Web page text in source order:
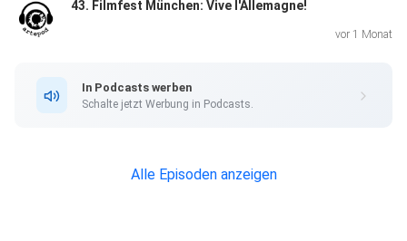
43. Filmfest München: Vive l'Allemagne!
vor 1 Monat
In Podcasts werben
Schalte jetzt Werbung in Podcasts.
Alle Episoden anzeigen